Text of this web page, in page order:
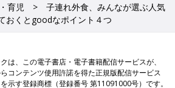
育児
子連れ外食、みんなが選ぶ人気
くとgoodなポイント４つ
は、この電子書店・電子書籍配信サービスが、
コンテンツ使用許諾を得た正規版配信サービス
示す登録商標（登録番号 第11091000号）です。